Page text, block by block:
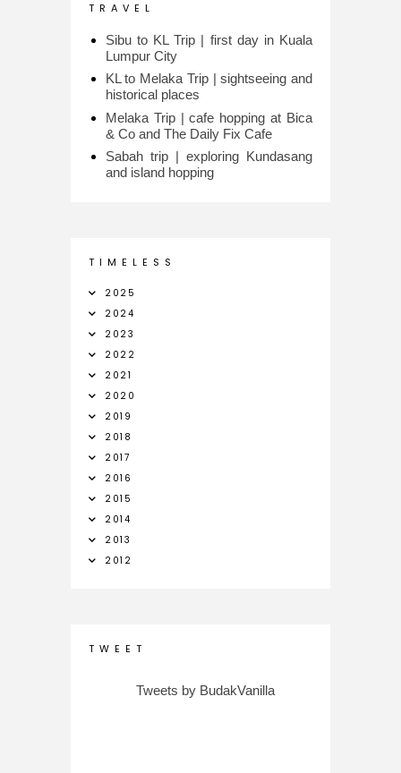
T R A V E L
Sibu to KL Trip | first day in Kuala
Lumpur City
KL to Melaka Trip | sightseeing and
historical places
Melaka Trip | cafe hopping at Bica
& Co and The Daily Fix Cafe
Sabah trip | exploring Kundasang
and island hopping
T I M E L E S S
2025
2024
2023
2022
2021
2020
2019
2018
2017
2016
2015
2014
2013
2012
T W E E T
Tweets by BudakVanilla